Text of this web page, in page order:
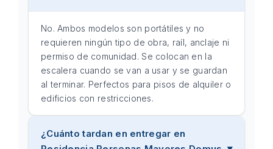
No. Ambos modelos son portátiles y no
requieren ningún tipo de obra, raíl, anclaje ni
permiso de comunidad. Se colocan en la
escalera cuando se van a usar y se guardan
al terminar. Perfectos para pisos de alquiler o
edificios con restricciones.
¿Cuánto tardan en entregar en